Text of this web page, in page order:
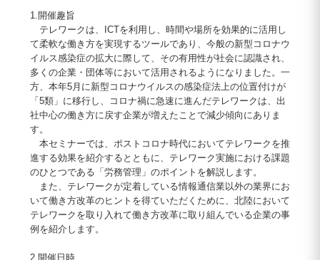
1.開催趣旨
テレワークは、ICTを利用し、時間や場所を効果的に活用し
て柔軟な働き方を実現するツールであり、今般の新型コロナウ
イルス感染症の拡大に際して、その有用性が社会に認識され、
多くの企業・団体等において活用されるようになりました。一
方、本年5月に新型コロナウイルスの感染症法上の位置付けが
「5類」に移行し、コロナ禍に急速に進んだテレワークは、出
社中心の働き方に戻す企業が増えたことで減少傾向にありま
す。
本セミナーでは、ポストコロナ時代においてテレワークを推
進する効果を紹介するとともに、テレワーク実施における課題
のひとつである「労務管理」のポイントを解説します。
また、テレワークが定着している情報通信業以外の業界にお
いて働き方改革のヒントを得ていただくために、北陸において
テレワークを取り入れて働き方改革に取り組んでいる企業の事
例を紹介します。
2.開催日時